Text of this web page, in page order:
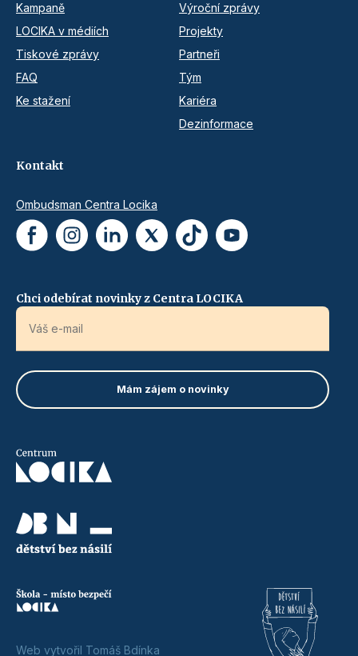
Kampaně
LOCIKA v médiích
Tiskové zprávy
FAQ
Ke stažení
Výroční zprávy
Projekty
Partneři
Tým
Kariéra
Dezinformace
Kontakt
Ombudsman Centra Locika
Chci odebírat novinky z Centra LOCIKA
Web vytvořil Tomáš Bdínka